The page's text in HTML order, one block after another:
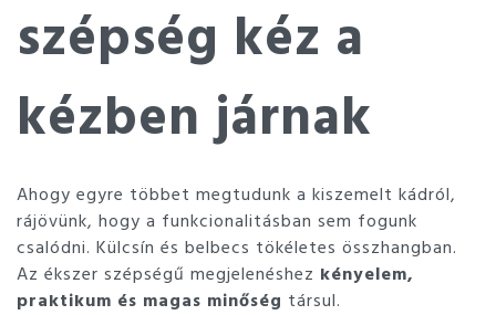
szépség kéz a
kézben járnak
Ahogy egyre többet megtudunk a kiszemelt kádról,
rájövünk, hogy a funkcionalitásban sem fogunk
csalódni. Külcsín és belbecs tökéletes összhangban.
Az ékszer szépségű megjelenéshez kényelem,
praktikum és magas minőség társul.